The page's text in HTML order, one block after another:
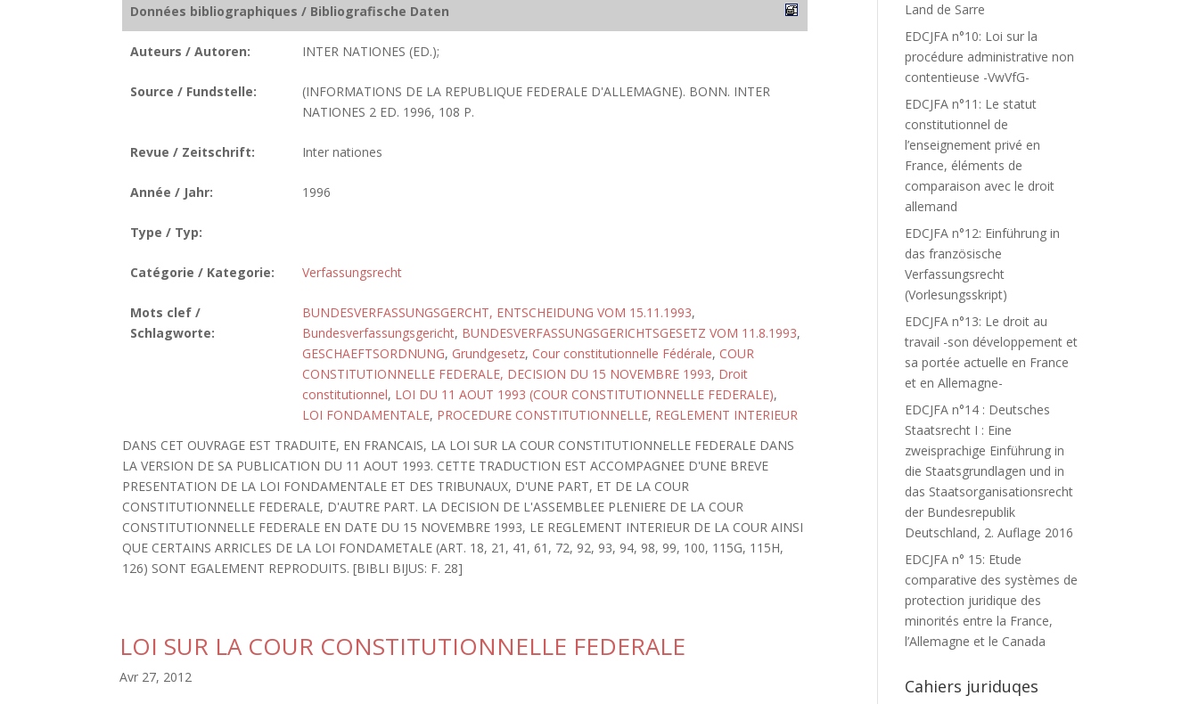
Données bibliographiques / Bibliografische Daten
Auteurs / Autoren: INTER NATIONES (ED.);
Source / Fundstelle:
(INFORMATIONS DE LA REPUBLIQUE FEDERALE D'ALLEMAGNE). BONN. INTER
NATIONES 2 ED. 1996, 108 P.
Revue / Zeitschrift: Inter nationes
Année / Jahr: 1996
Type / Typ:
Catégorie / Kategorie: Verfassungsrecht
Mots clef /
Schlagworte:
BUNDESVERFASSUNGSGERCHT, ENTSCHEIDUNG VOM 15.11.1993,
Bundesverfassungsgericht, BUNDESVERFASSUNGSGERICHTSGESETZ VOM 11.8.1993,
GESCHAEFTSORDNUNG, Grundgesetz, Cour constitutionnelle Fédérale, COUR
CONSTITUTIONNELLE FEDERALE, DECISION DU 15 NOVEMBRE 1993, Droit
constitutionnel, LOI DU 11 AOUT 1993 (COUR CONSTITUTIONNELLE FEDERALE),
LOI FONDAMENTALE, PROCEDURE CONSTITUTIONNELLE, REGLEMENT INTERIEUR
DANS CET OUVRAGE EST TRADUITE, EN FRANCAIS, LA LOI SUR LA COUR CONSTITUTIONNELLE FEDERALE DANS
LA VERSION DE SA PUBLICATION DU 11 AOUT 1993. CETTE TRADUCTION EST ACCOMPAGNEE D'UNE BREVE
PRESENTATION DE LA LOI FONDAMENTALE ET DES TRIBUNAUX, D'UNE PART, ET DE LA COUR
CONSTITUTIONNELLE FEDERALE, D'AUTRE PART. LA DECISION DE L'ASSEMBLEE PLENIERE DE LA COUR
CONSTITUTIONNELLE FEDERALE EN DATE DU 15 NOVEMBRE 1993, LE REGLEMENT INTERIEUR DE LA COUR AINSI
QUE CERTAINS ARRICLES DE LA LOI FONDAMETALE (ART. 18, 21, 41, 61, 72, 92, 93, 94, 98, 99, 100, 115G, 115H,
126) SONT EGALEMENT REPRODUITS. [BIBLI BIJUS: F. 28]
LOI SUR LA COUR CONSTITUTIONNELLE FEDERALE
Avr 27, 2012
Land de Sarre
EDCJFA n°10: Loi sur la
procédure administrative non
contentieuse -VwVfG-
EDCJFA n°11: Le statut
constitutionnel de
l’enseignement privé en
France, éléments de
comparaison avec le droit
allemand
EDCJFA n°12: Einführung in
das französische
Verfassungsrecht
(Vorlesungsskript)
EDCJFA n°13: Le droit au
travail -son développement et
sa portée actuelle en France
et en Allemagne-
EDCJFA n°14 : Deutsches
Staatsrecht I : Eine
zweisprachige Einführung in
die Staatsgrundlagen und in
das Staatsorganisationsrecht
der Bundesrepublik
Deutschland, 2. Auflage 2016
EDCJFA n° 15: Etude
comparative des systèmes de
protection juridique des
minorités entre la France,
l’Allemagne et le Canada
Cahiers juriduqes